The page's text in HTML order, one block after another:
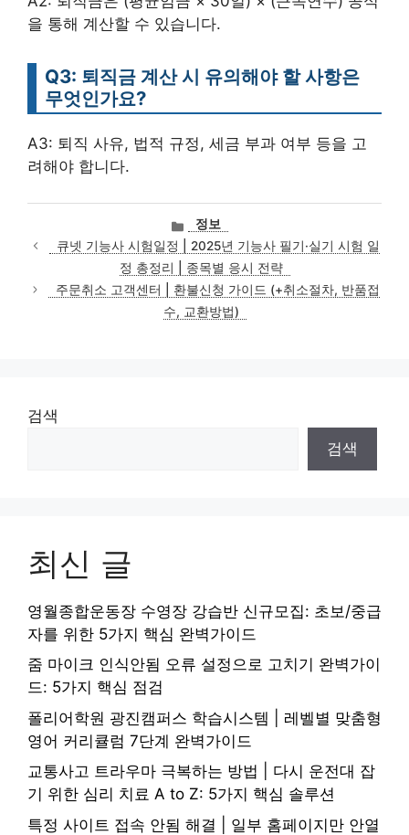
을 통해 계산할 수 있습니다.
Q3: 퇴직금 계산 시 유의해야 할 사항은
무엇인가요?
A3: 퇴직 사유, 법적 규정, 세금 부과 여부 등을 고
려해야 합니다.
카
테
고
리
정보
큐넷 기능사 시험일정 | 2025년 기능사 필기·실기 시험 일
정 총정리 | 종목별 응시 전략
주문취소 고객센터 | 환불신청 가이드 (+취소절차, 반품접
수, 교환방법)
검색
검색
최신 글
영월종합운동장 수영장 강습반 신규모집: 초보/중급
자를 위한 5가지 핵심 완벽가이드
줌 마이크 인식안됨 오류 설정으로 고치기 완벽가이
드: 5가지 핵심 점검
폴리어학원 광진캠퍼스 학습시스템 | 레벨별 맞춤형
영어 커리큘럼 7단계 완벽가이드
교통사고 트라우마 극복하는 방법 | 다시 운전대 잡
기 위한 심리 치료 A to Z: 5가지 핵심 솔루션
특정 사이트 접속 안됨 해결 | 일부 홈페이지만 안열